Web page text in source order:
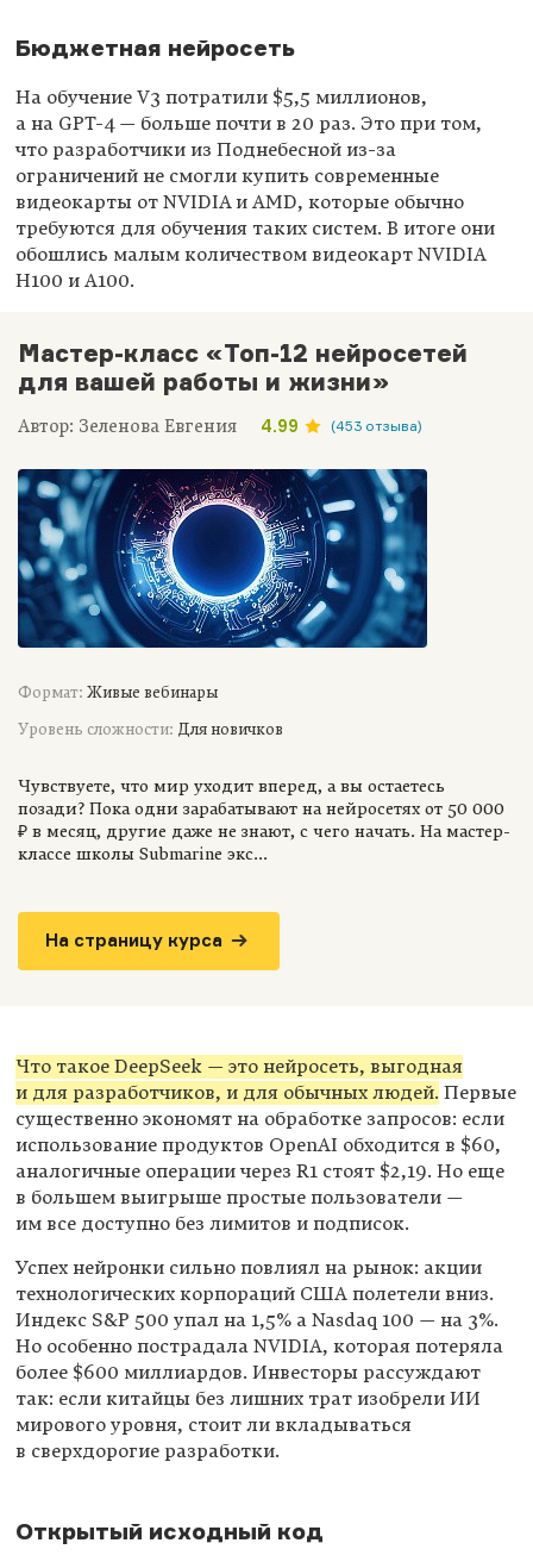
Бюджетная нейросеть
На обучение V3 потратили $5,5 миллионов,
а на GPT-4 — больше почти в 20 раз. Это при том,
что разработчики из Поднебесной из-за
ограничений не смогли купить современные
видеокарты от NVIDIA и AMD, которые обычно
требуются для обучения таких систем. В итоге они
обошлись малым количеством видеокарт NVIDIA
H100 и A100.
Мастер-класс «Топ-12 нейросетей
для вашей работы и жизни»
Автор: Зеленова Евгения 4.99 (453 отзыва)
Формат: Живые вебинары
Уровень сложности: Для новичков
Чувствуете, что мир уходит вперед, а вы остаетесь
позади? Пока одни зарабатывают на нейросетях от 50 000
₽ в месяц, другие даже не знают, с чего начать. На мастер-
классе школы Submarine экс...
На страницу курса
Что такое DeepSeek — это нейросеть, выгодная
и для разработчиков, и для обычных людей. Первые
существенно экономят на обработке запросов: если
использование продуктов OpenAI обходится в $60,
аналогичные операции через R1 стоят $2,19. Но еще
в большем выигрыше простые пользователи —
им все доступно без лимитов и подписок.
Успех нейронки сильно повлиял на рынок: акции
технологических корпораций США полетели вниз.
Индекс S&P 500 упал на 1,5% а Nasdaq 100 — на 3%.
Но особенно пострадала NVIDIA, которая потеряла
более $600 миллиардов. Инвесторы рассуждают
так: если китайцы без лишних трат изобрели ИИ
мирового уровня, стоит ли вкладываться
в сверхдорогие разработки.
Открытый исходный код